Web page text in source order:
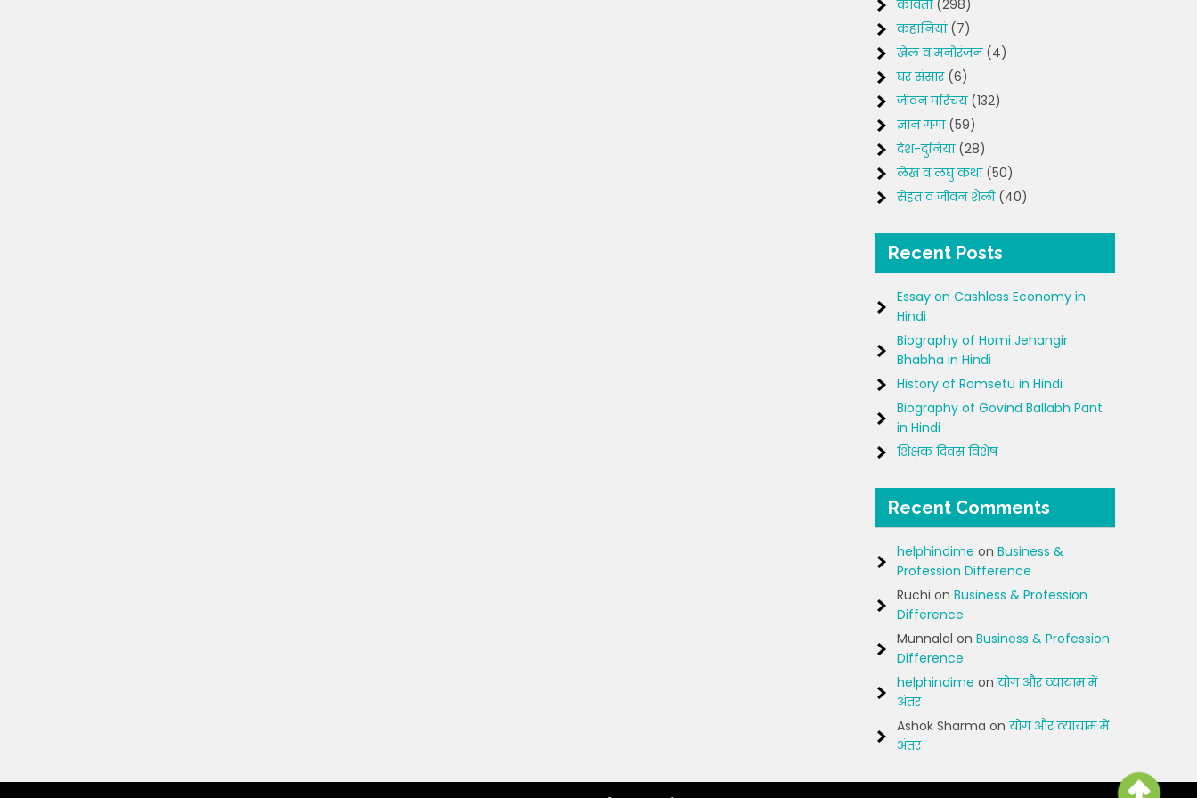
कविता(298)
कहानियां(7)
खेल व मनोरंजन(4)
घर संसार(6)
जीवन परिचय(132)
ज्ञान गंगा(59)
देश-दुनिया(28)
लेख व लघु कथा(50)
सेहत व जीवन शैली(40)
Recent Posts
Essay on Cashless Economy in
Hindi
Biography of Homi Jehangir
Bhabha in Hindi
History of Ramsetu in Hindi
Biography of Govind Ballabh Pant
in Hindi
शिक्षक दिवस विशेष
Recent Comments
helphindime on Business &
Profession Difference
Ruchi on Business & Profession
Difference
Munnalal on Business & Profession
Difference
helphindime on योग और व्यायाम में
अंतर
Ashok Sharma on योग और व्यायाम में
अंतर